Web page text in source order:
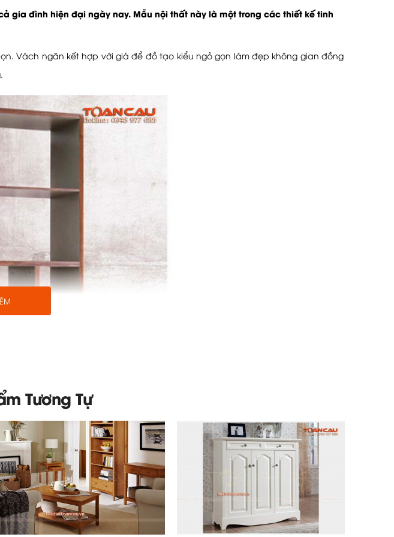
gia đình hiện đại ngày nay. Mẫu nội thất này là một trong các thiết kế tinh
Vách ngăn kết hợp với giá để đồ tạo kiểu ngỏ gọn làm đẹp không gian đồng
Tương Tự